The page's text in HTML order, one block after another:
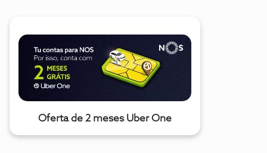
Oferta de 2 meses Uber One